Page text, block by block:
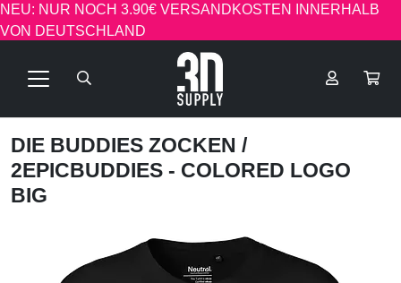
NEU: NUR NOCH 3.90€ VERSANDKOSTEN INNERHALB
VON DEUTSCHLAND
DIE BUDDIES ZOCKEN /
2EPICBUDDIES - COLORED LOGO
BIG